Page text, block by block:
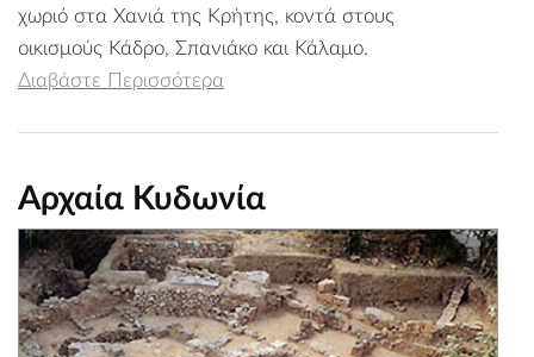
χωριό στα Χανιά της Κρήτης, κοντά στους
οικισμούς Κάδρο, Σπανιάκο και Κάλαμο.
Διαβάστε Περισσότερα
Αρχαία Κυδωνία